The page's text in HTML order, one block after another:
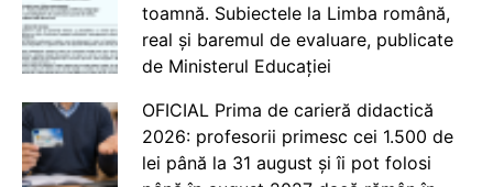
toamnă. Subiectele la Limba română,
real și baremul de evaluare, publicate
de Ministerul Educației
OFICIAL Prima de carieră didactică
2026: profesorii primesc cei 1.500 de
lei până la 31 august și îi pot folosi